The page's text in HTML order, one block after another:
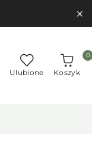
Ulubione Koszyk
0